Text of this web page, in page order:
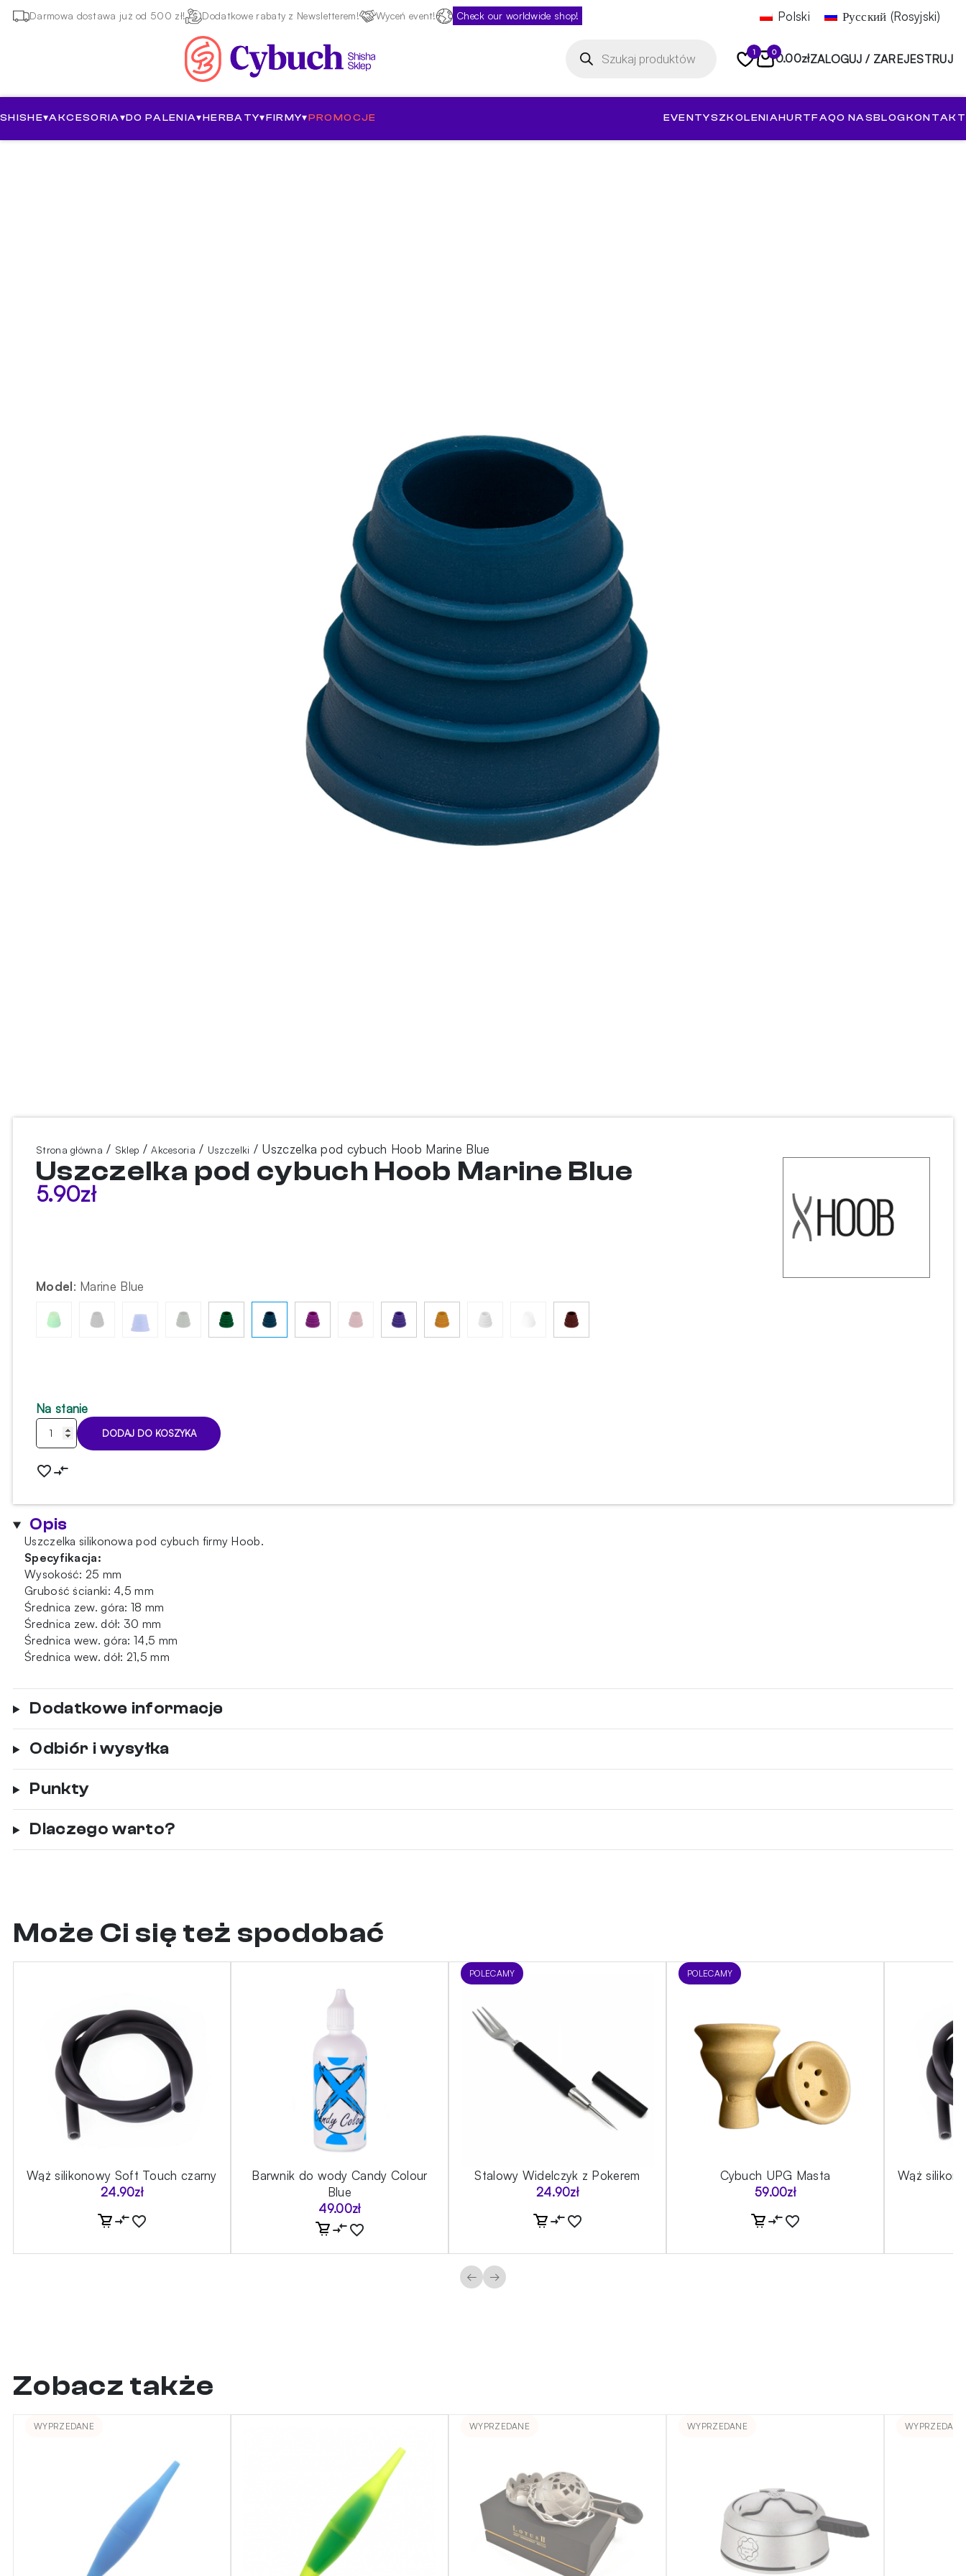
Darmowa dostawa już od 500 zł! Dodatkowe rabaty z Newsletterem! Wyceń event! Check our worldwide shop! Polski Русский (Rosyjski)
produktów 1 00.00złZALOGUJ / ZAREJESTRUJ
SHISHE▾AKCESORIA▾DO PALENIA▾HERBATY▾FIRMY▾PROMOCJE EVENTYSZKOLENIAHURTFAQO NASBLOGKONTAKT
Strona główna / Sklep /Akcesoria / Uszczelki / Uszczelka pod cybuch Hoob Marine Blue
Uszczelka pod cybuch Hoob Marine Blue
5.90zł
Model: Marine Blue
Na stanie
ilość
Uszczelka
cybuch
Marine
Blue
DODAJ DO KOSZYKA
Opis
Uszczelka silikonowa pod cybuch firmy Hoob.
Specyfikacja:
Wysokość: 25 mm
Grubość ścianki: 4,5 mm
Średnica zew. góra: 18 mm
Średnica zew. dół: 30 mm
Średnica wew. góra: 14,5 mm
Średnica wew. dół: 21,5 mm
Dodatkowe informacje
Odbiór i wysyłka
Punkty
Dlaczego warto?
Może Ci się też spodobać
Wąż silikonowy Soft Touch czarny
24.90zł
Barwnik do wody Candy Colour
Blue
49.00zł
POLECAMY
Stalowy Widelczyk z Pokerem
24.90zł
POLECAMY
Cybuch UPG Masta
59.00zł
Wąż
← →
Zobacz także
WYPRZEDANE WYPRZEDANE WYPRZEDANE WYPRZEDANE